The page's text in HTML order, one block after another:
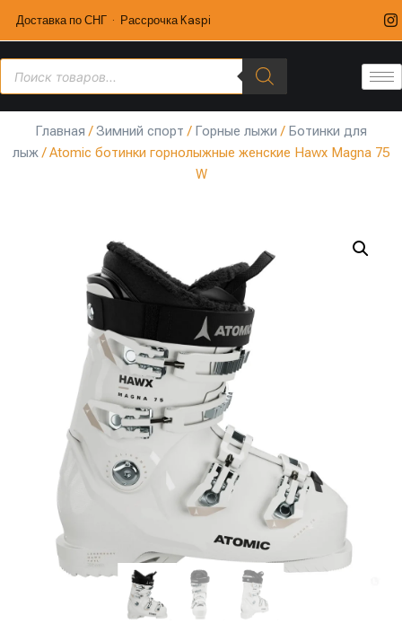
Доставка по СНГ · Рассрочка Kaspi
Главная /Зимний спорт / Горные лыжи / Ботинки для
лыж/ Atomic ботинки горнолыжные женские Hawx Magna 75
W